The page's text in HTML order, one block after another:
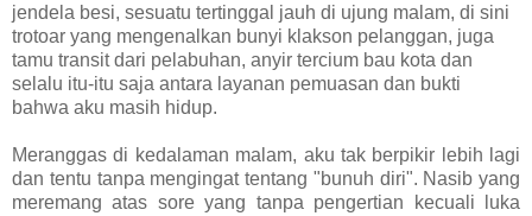
jendela besi, sesuatu tertinggal jauh di ujung malam, di sini
trotoar yang mengenalkan bunyi klakson pelanggan, juga
tamu transit dari pelabuhan, anyir tercium bau kota dan
selalu itu-itu saja antara layanan pemuasan dan bukti
bahwa aku masih hidup.
Meranggas di kedalaman malam, aku tak berpikir lebih lagi
dan tentu tanpa mengingat tentang "bunuh diri". Nasib yang
meremang atas sore yang tanpa pengertian kecuali luka